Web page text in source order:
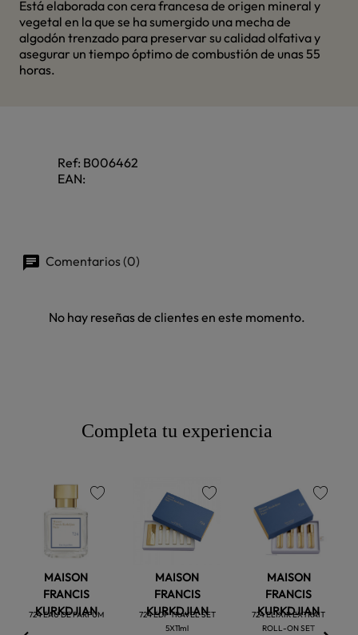
Está elaborada con cera francesa de origen mineral y
vegetal en la que se ha sumergido una mecha de
algodón trenzado para preservar su calidad olfativa y
asegurar un tiempo óptimo de combustión de unas 55
horas.
Ref: B006462
EAN:
Comentarios (0)
No hay reseñas de clientes en este momento.
Completa tu experiencia
MAISON
FRANCIS
KURKDJIAN
724 EAU DE PARFUM
MAISON
FRANCIS
KURKDJIAN
724 EDP TRAVEL SET
5X11ml
favorite
MAISON
FRANCIS
KURKDJIAN
724 ELIXIR EXTRAIT
ROLL-ON SET
favorite